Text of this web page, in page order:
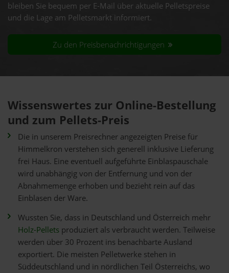
bleiben Sie bequem per E-Mail über aktuelle Pelletspreise
und die Lage am Pelletsmarkt informiert.
Zu den Preisbenachrichtigungen
Wissenswertes zur Online-Bestellung
und zum Pellets-Preis
Die in unserem Preisrechner angezeigten Preise für
Himmelkron verstehen sich generell inklusive Lieferung
frei Haus. Eine eventuell aufgeführte Einblaspauschale
wird unabhängig von der Entfernung und von der
Abnahmemenge erhoben und bezieht rein auf das
Einblasen der Ware.
Wussten Sie, dass in Deutschland und Österreich mehr
Holz-Pellets produziert als verbraucht werden. Teilweise
werden über 30 Prozent ins benachbarte Ausland
exportiert. Die meisten Pelletwerke stehen in
Süddeutschland und in nördlichen Teil Österreichs, wo